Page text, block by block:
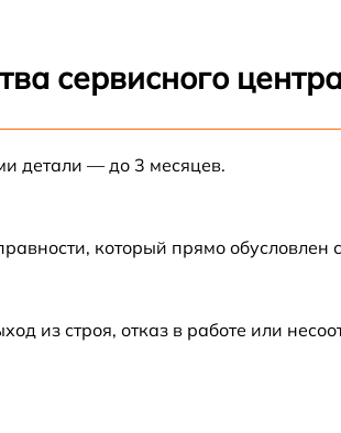
от 60 мин
сервисного
детали — до 3 месяцев.
который прямо
из строя, отказ в работе или